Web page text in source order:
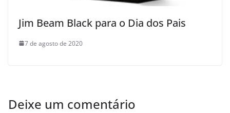
Jim Beam Black para o Dia dos Pais
7 de agosto de 2020
Deixe um comentário